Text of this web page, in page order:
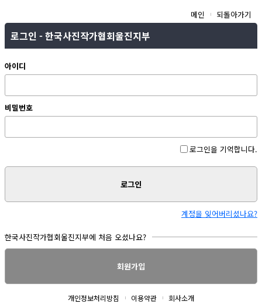
메인 되돌아가기
로그인 - 한국사진작가협회울진지부
아이디
비밀번호
로그인을 기억합니다.
로그인
계정을 잊어버리셨나요?
한국사진작가협회울진지부에 처음 오셨나요?
회원가입
개인정보처리방침 이용약관 회사소개